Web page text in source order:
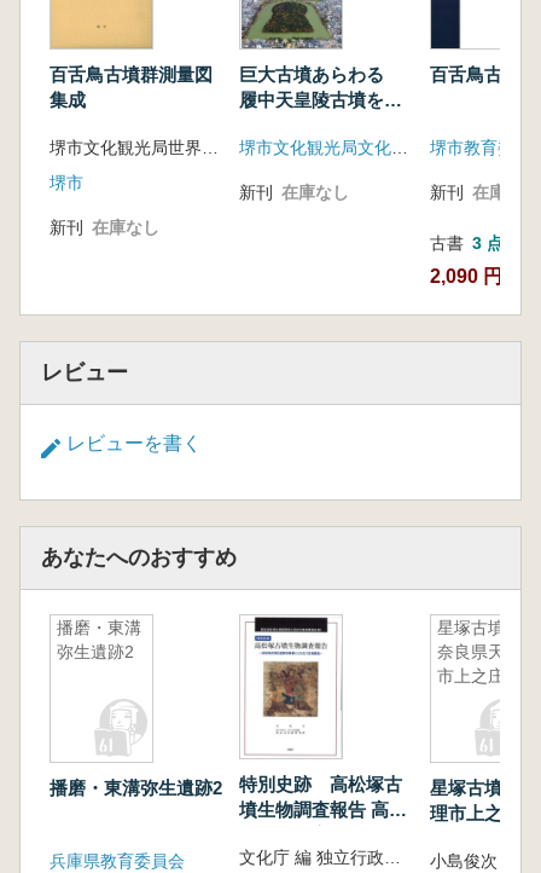
百舌鳥古墳群測量図
集成
堺市
新刊 在庫なし
巨大古墳あらわる
履中天皇陵古墳を考
新刊 在庫なし
百舌鳥古墳
堺市教育委員
新刊 在庫なし
古書 3 点
2,090 円~
レビュー
レビューを書く
あなたへのおすすめ
播磨・東溝
弥生遺跡2
播磨・東溝弥生遺跡2
兵庫県教育委員会
特別史跡 高松塚古
墳生物調査報告 高松
にともなう生物調査
星塚古墳
奈良県天理
市上之庄
星塚古墳 奈
理市上之庄
小島俊次